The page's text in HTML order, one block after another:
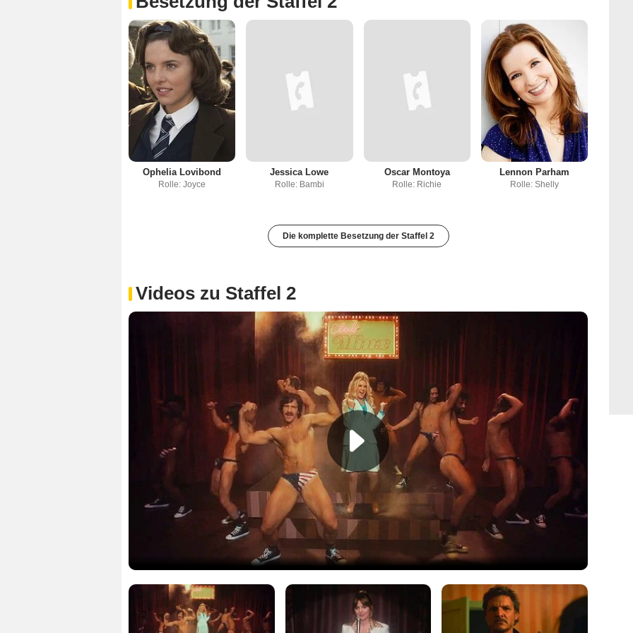
Ophelia Lovibond
Rolle: Joyce
Jessica Lowe
Rolle: Bambi
Oscar Montoya
Rolle: Richie
Lennon Parham
Rolle: Shelly
Die komplette Besetzung der Staffel 2
Videos zu Staffel 2